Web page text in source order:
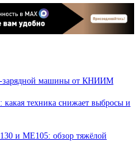
зарядной машины от КНИИМ
какая техника снижает выбросы и
и ME105: обзор тяжёлой